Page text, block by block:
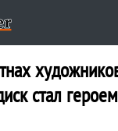
стал